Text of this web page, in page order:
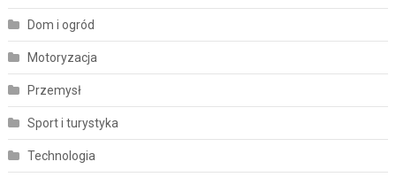
Dom i ogród
Motoryzacja
Przemysł
Sport i turystyka
Technologia